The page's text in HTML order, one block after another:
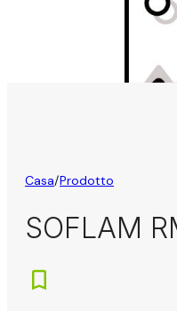
Casa/Prodotto
SOFLAM